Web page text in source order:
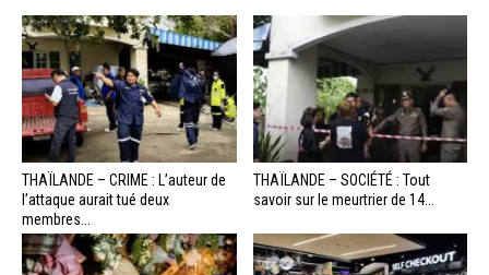
THAÏLANDE – CRIME : L’auteur de
l’attaque aurait tué deux
membres...
THAÏLANDE – SOCIÉTÉ : Tout
savoir sur le meurtrier de 14...